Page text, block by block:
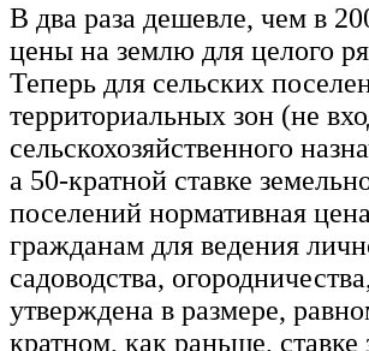
В два раза дешевле, чем в
цены на землю для целого
Теперь для сельских
территориальных зон (не
сельскохозяйственного
а 50-кратной ставке
поселений нормативная
гражданам для ведения
садоводства,
утверждена в размере,
кратном, как раньше,